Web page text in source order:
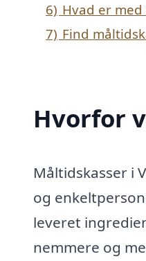
6) Hvad er
7) Find
Hvorfor
Måltidskasser i
og
leveret
nemmere og